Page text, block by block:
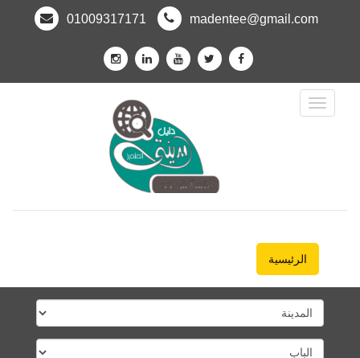
madentee@gmail.com
01009317171
Toggle
Navigation
الرئيسية